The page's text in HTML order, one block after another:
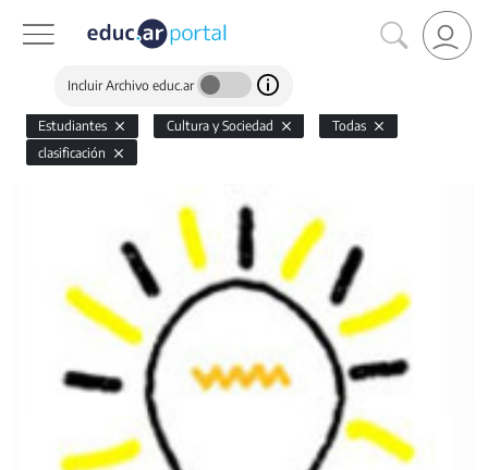
Incluir Archivo educ.ar
Estudiantes Cultura y Sociedad
Todas
clasificación